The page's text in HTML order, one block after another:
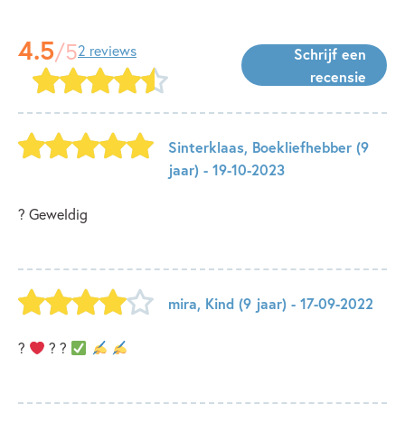
4.5/52 reviews
Schrijf een
recensie
Sinterklaas, Boekliefhebber (9
jaar) - 19-10-2023
? Geweldig
mira, Kind (9 jaar) - 17-09-2022
? ‍ ? ?